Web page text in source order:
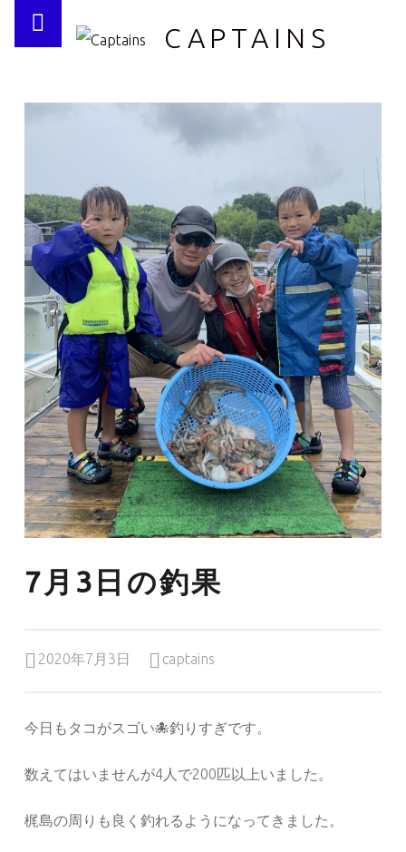
CAPTAINS
7月3日の釣果
2020年7月3日
captains
今日もタコがスゴい🐙釣りすぎです。
数えてはいませんが4人で200匹以上いました。
梶島の周りも良く釣れるようになってきました。